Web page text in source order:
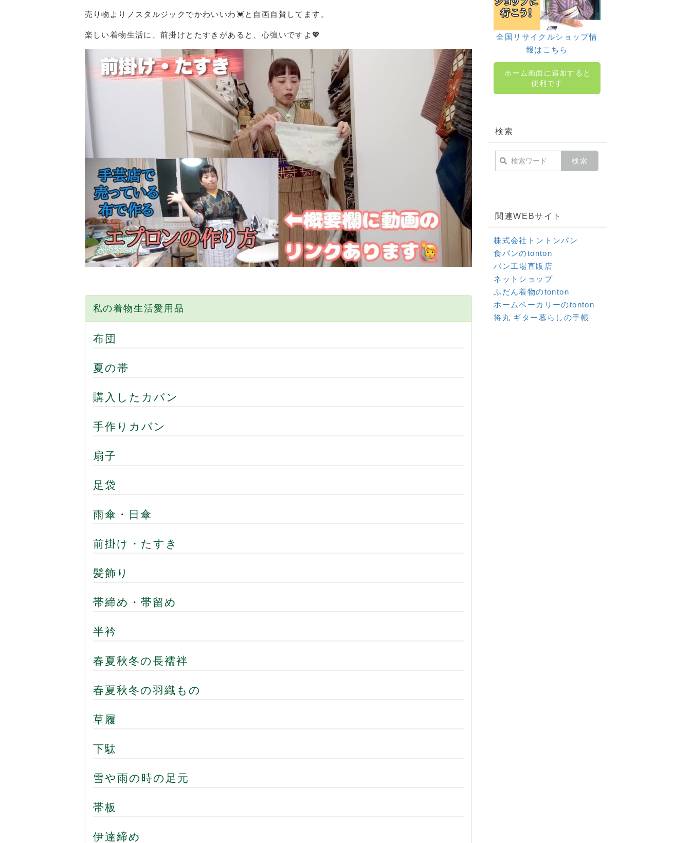
売り物よりノスタルジックでかわいいわ💓と自画自賛してます。
楽しい着物生活に、前掛けとたすきがあると、心強いですよ💖
私の着物生活愛用品
布団
夏の帯
購入したカバン
手作りカバン
扇子
足袋
雨傘・日傘
前掛け・たすき
髪飾り
帯締め・帯留め
半衿
春夏秋冬の長襦袢
春夏秋冬の羽織もの
草履
下駄
雪や雨の時の足元
帯板
伊達締め
全国リサイクルショップ情
報はこちら
ホーム画面に追加すると
便利です
検索
関連WEBサイト
株式会社トントンパン
食パンのtonton
パン工場直販店
ネットショップ
ふだん着物のtonton
ホームベーカリーのtonton
将丸 ギター暮らしの手帳